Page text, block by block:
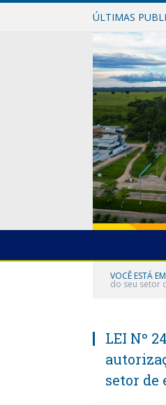
ÚLTIMAS
VOCÊ ESTÁ
do seu setor
LEI Nº
setor de